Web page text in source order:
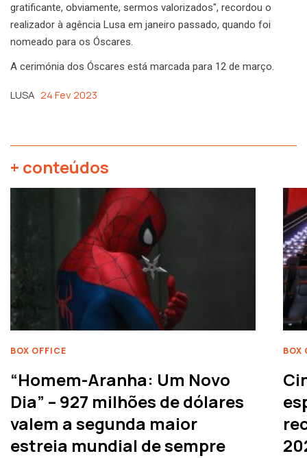
gratificante, obviamente, sermos valorizados", recordou o
realizador à agência Lusa em janeiro passado, quando foi
nomeado para os Óscares.
A cerimónia dos Óscares está marcada para 12 de março.
LUSA 24 Fev 2023
+ conteúdos
BOX OFFICE
“Homem-Aranha: Um Novo
Dia” – 927 milhões de dólares
valem a segunda maior
estreia mundial de sempre
BOX